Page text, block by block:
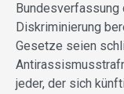
Bundesverfassung
Diskriminierung
Gesetze seien
jeder, der sich